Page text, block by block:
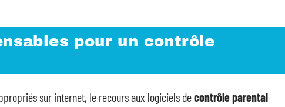
pour un contrôle
sur internet, le recours aux logiciels decontrôle parental